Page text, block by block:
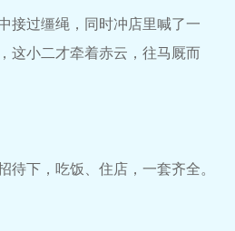
接过缰绳，同时冲店里喊了一
这小二才牵着赤云，往马厩而
下，吃饭、住店，一套齐全。